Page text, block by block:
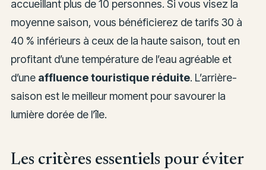
accueillant plus de 10 personnes. Si vous visez la
moyenne saison, vous bénéficierez de tarifs 30 à
40 % inférieurs à ceux de la haute saison, tout en
profitant d’une température de l’eau agréable et
d’une affluence touristique réduite. L’arrière-
saison est le meilleur moment pour savourer la
lumière dorée de l’île.
Les critères essentiels pour éviter